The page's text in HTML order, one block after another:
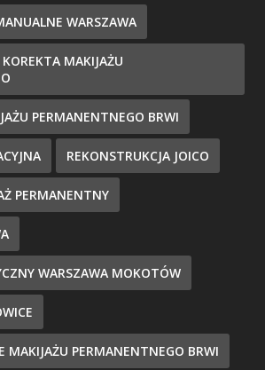
WARSZAWA
MAKIJAŻU
PERMANENTNEGO BRWI
REKONSTRUKCJA JOICO
PERMANENTNY
WARSZAWA MOKOTÓW
MAKIJAŻU PERMANENTNEGO BRWI